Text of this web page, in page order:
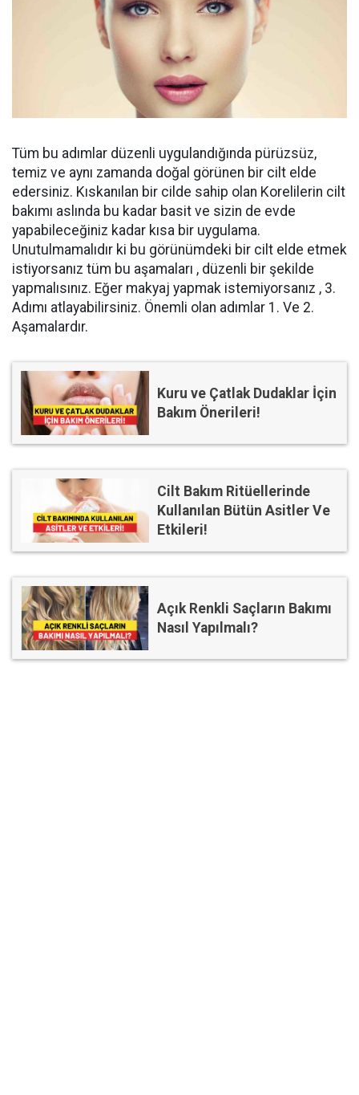
Tüm bu adımlar düzenli uygulandığında pürüzsüz,
temiz ve aynı zamanda doğal görünen bir cilt elde
edersiniz. Kıskanılan bir cilde sahip olan Korelilerin cilt
bakımı aslında bu kadar basit ve sizin de evde
yapabileceğiniz kadar kısa bir uygulama.
Unutulmamalıdır ki bu görünümdeki bir cilt elde etmek
istiyorsanız tüm bu aşamaları , düzenli bir şekilde
yapmalısınız. Eğer makyaj yapmak istemiyorsanız , 3.
Adımı atlayabilirsiniz. Önemli olan adımlar 1. Ve 2.
Aşamalardır.
Kuru ve Çatlak Dudaklar İçin
Bakım Önerileri!
Cilt Bakım Ritüellerinde
Kullanılan Bütün Asitler Ve
Etkileri!
Açık Renkli Saçların Bakımı
Nasıl Yapılmalı?